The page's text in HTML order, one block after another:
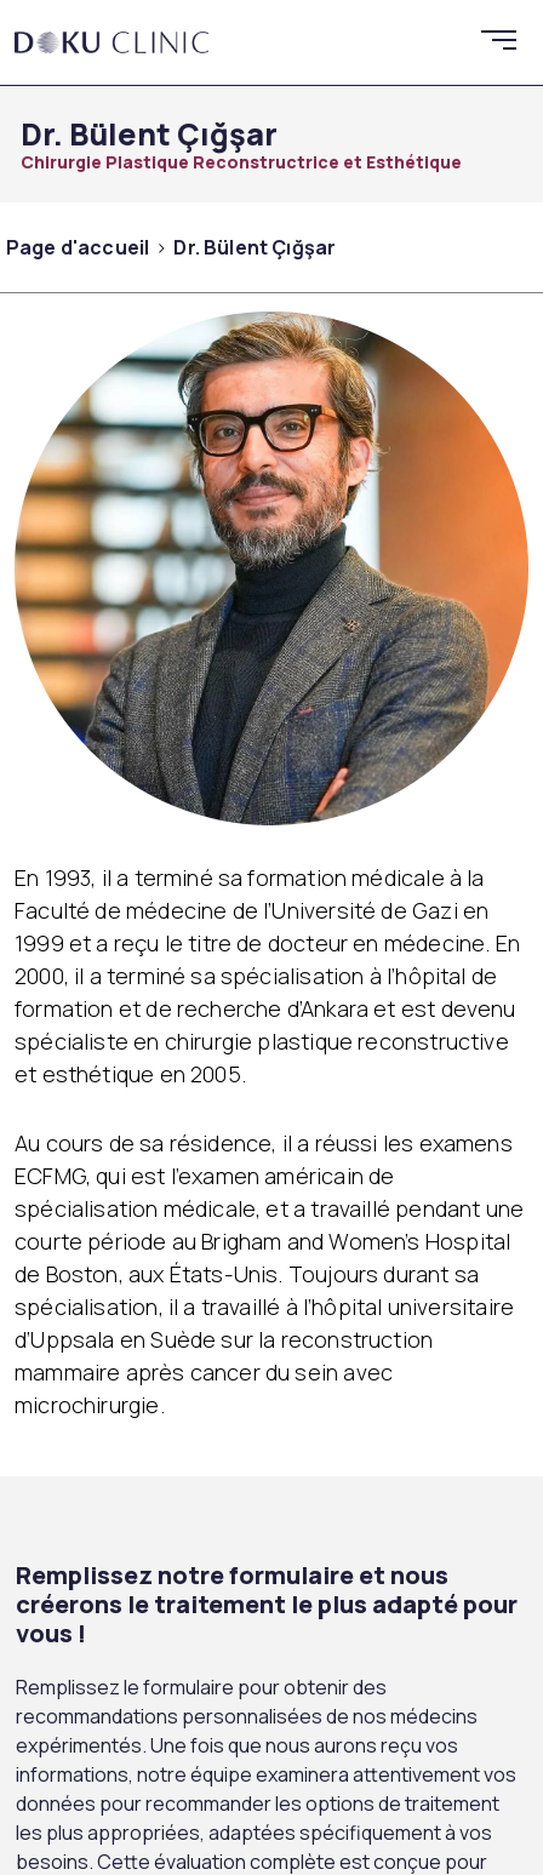
Dr. Bülent Çığşar
Chirurgie Plastique Reconstructrice et Esthétique
Page d'accueil Dr. Bülent Çığşar
En 1993, il a terminé sa formation médicale à la
Faculté de médecine de l’Université de Gazi en
1999 et a reçu le titre de docteur en médecine. En
2000, il a terminé sa spécialisation à l’hôpital de
formation et de recherche d’Ankara et est devenu
spécialiste en chirurgie plastique reconstructive
et esthétique en 2005.
Au cours de sa résidence, il a réussi les examens
ECFMG, qui est l’examen américain de
spécialisation médicale, et a travaillé pendant une
courte période au Brigham and Women’s Hospital
de Boston, aux États-Unis. Toujours durant sa
spécialisation, il a travaillé à l’hôpital universitaire
d’Uppsala en Suède sur la reconstruction
mammaire après cancer du sein avec
microchirurgie.
Remplissez notre formulaire et nous
créerons le traitement le plus adapté pour
vous !
Remplissez le formulaire pour obtenir des
recommandations personnalisées de nos médecins
expérimentés. Une fois que nous aurons reçu vos
informations, notre équipe examinera attentivement vos
données pour recommander les options de traitement
les plus appropriées, adaptées spécifiquement à vos
besoins. Cette évaluation complète est conçue pour